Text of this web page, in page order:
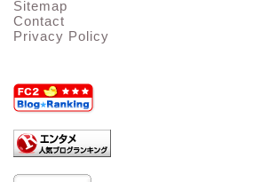
Sitemap
Contact
Privacy Policy